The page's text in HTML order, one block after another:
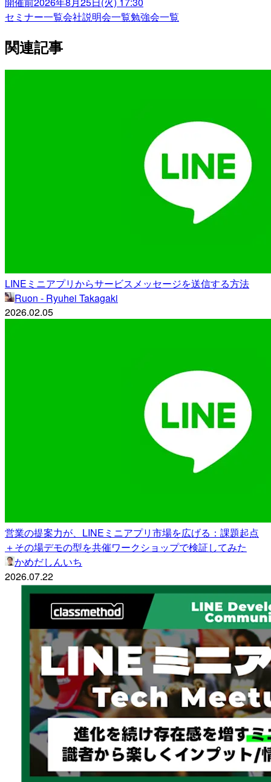
セミナー一覧会社説明会一覧勉強会一覧
関連記事
LINEミニアプリからサービスメッセージを送信する方法
Ruon - Ryuhei Takagaki
2026.02.05
営業の提案力が、LINEミニアプリ市場を広げる：課題起点
＋その場デモの型を共催ワークショップで検証してみた
かめだしんいち
2026.07.22